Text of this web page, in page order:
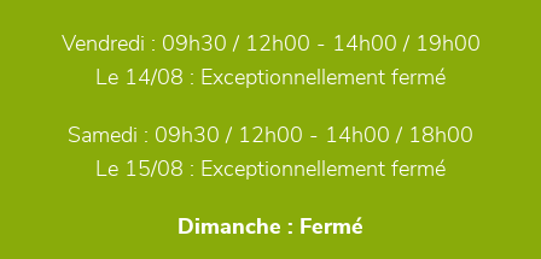
Vendredi : 09h30 / 12h00 - 14h00 / 19h00
Le 14/08 : Exceptionnellement fermé
Samedi : 09h30 / 12h00 - 14h00 / 18h00
Le 15/08 : Exceptionnellement fermé
Dimanche : Fermé